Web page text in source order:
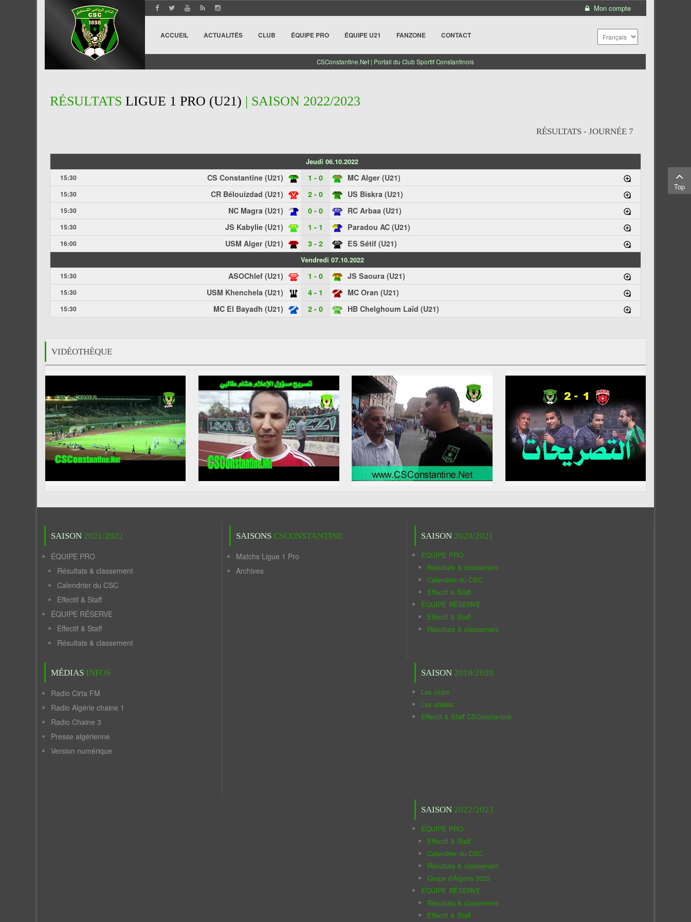
Mon compte
ACCUEIL ACTUALITÉS CLUB ÉQUIPE PRO ÉQUIPE U21 FANZONE CONTACT
CSConstantine.Net | Portail du Club Sportif Constantinois
RÉSULTATS LIGUE 1 PRO (U21) | SAISON 2022/2023
RÉSULTATS - JOURNÉE 7
Jeudi 06.10.2022
15:30
CS Constantine (U21) 1 - 0 MC Alger (U21)
15:30 CR Bélouizdad (U21) 2 - 0 US Biskra (U21)
15:30 NC Magra (U21) 0 - 0 RC Arbaa (U21)
15:30 JS Kabylie (U21) 1 - 1 Paradou AC (U21)
16:00 USM Alger (U21) 3 - 2 ES Sétif (U21)
Vendredi 07.10.2022
15:30
ASOChlef (U21) 1 - 0 JS Saoura (U21)
15:30 USM Khenchela (U21) 4 - 1 MC Oran (U21)
15:30 MC El Bayadh (U21) 2 - 0 HB Chelghoum Laïd (U21)
VIDÉOTHÈQUE
SAISON 2021/2022
ÉQUIPE PRO
Résultats & classement
Calendrier du CSC
Effectif & Staff
ÉQUIPE RÉSERVE
Effectif & Staff
Résultats & classement
MÉDIAS INFOS
Radio Cirta FM
Radio Algérie chaine 1
Radio Chaine 3
Presse algérienne
Version numérique
SAISONS CSCONSTANTINE
Matchs Ligue 1 Pro
Archives
SAISON 2020/2021
ÉQUIPE PRO
Résultats & classement
Calendrier du CSC
Effectif & Staff
ÉQUIPE RÉSERVE
Effectif & Staff
Résultats & classement
SAISON 2019/2020
Les clubs
Les stades
Effectif & Staff CSConstantine
SAISON 2022/2023
ÉQUIPE PRO
Effectif & Staff
Calendrier du CSC
Résultats & classement
Coupe d'Algérie 2023
ÉQUIPE RÉSERVE
Résultats & classement
Effectif & Staff
Top